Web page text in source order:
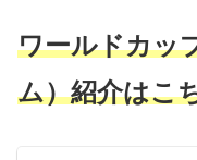
ワールドカッ
ム）紹介はこ